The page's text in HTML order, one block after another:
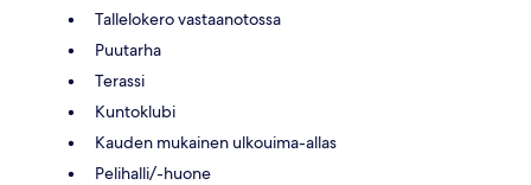
Tallelokero vastaanotossa
Puutarha
Terassi
Kuntoklubi
Kauden mukainen ulkouima-allas
Pelihalli/-huone